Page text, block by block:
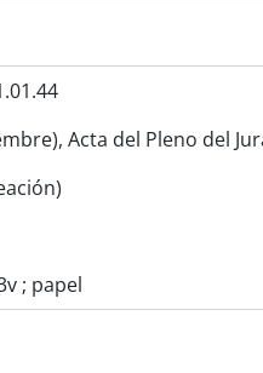
Acta del Pleno del
Acta del Pleno
Acta del Pleno del
Acta del Pleno del
Acta del Pleno del
Acta del Pleno del
Acta del Pleno del
Acta del Pleno del
Acta del Pleno del
Acta del Pleno del
Acta del Pleno del
; papel